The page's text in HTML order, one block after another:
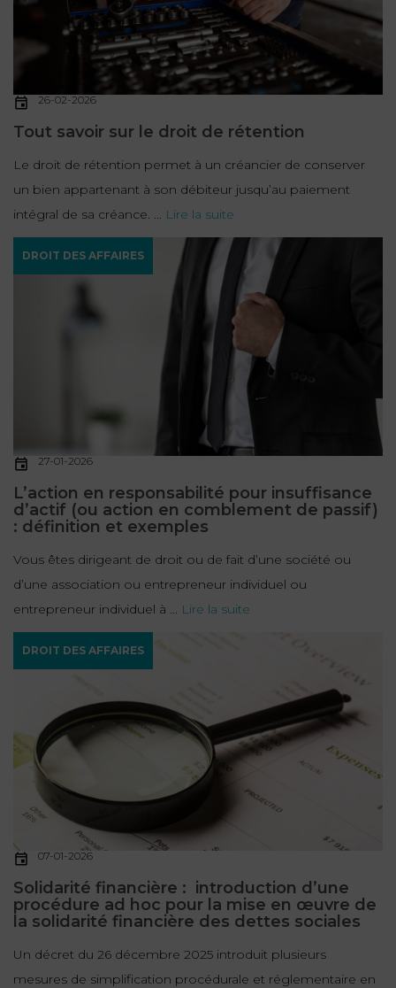
26-02-2026
Tout savoir sur le droit de rétention
Le droit de rétention permet à un créancier de conserver
un bien appartenant à son débiteur jusqu’au paiement
intégral de sa créance. ... Lire la suite
DROIT DES AFFAIRES
27-01-2026
L’action en responsabilité pour insuffisance
d’actif (ou action en comblement de passif)
: définition et exemples
Vous êtes dirigeant de droit ou de fait d’une société ou
d’une association ou entrepreneur individuel ou
entrepreneur individuel à ... Lire la suite
DROIT DES AFFAIRES
07-01-2026
Solidarité financière : introduction d’une
procédure ad hoc pour la mise en œuvre de
la solidarité financière des dettes sociales
Un décret du 26 décembre 2025 introduit plusieurs
mesures de simplification procédurale et réglementaire en